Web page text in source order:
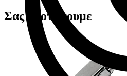
Σας προτείνουμε